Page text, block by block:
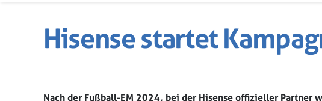
Hisense startet
Nach der Fußball-EM 2024, bei der Hisense offizieller Partner